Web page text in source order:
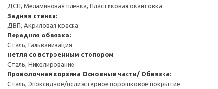
ДСП, Меламиновая пленка, Пластиковая окантовка
Задняя стенка:
ДВП, Акриловая краска
Передняя обвязка:
Сталь, Гальванизация
Петля со встроенным стопором
Сталь, Никелирование
Проволочная корзина Основные части/ Обвязка:
Сталь, Эпоксидное/полиэстерное порошковое покрытие